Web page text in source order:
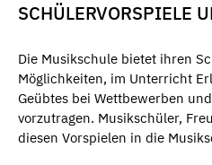
SCHÜLERVORSPIELE
Die Musikschule bietet ihren
Möglichkeiten, im Unterricht
Geübtes bei Wettbewerben
vorzutragen. Musikschüler,
diesen Vorspielen in die